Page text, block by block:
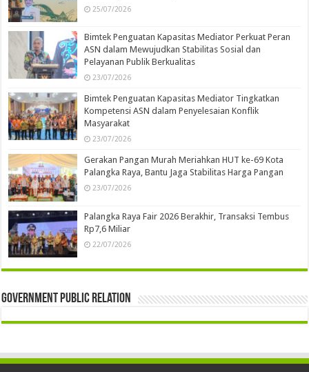
25/07/2026
Bimtek Penguatan Kapasitas Mediator Perkuat Peran
ASN dalam Mewujudkan Stabilitas Sosial dan
Pelayanan Publik Berkualitas
23/07/2026
Bimtek Penguatan Kapasitas Mediator Tingkatkan
Kompetensi ASN dalam Penyelesaian Konflik
Masyarakat
23/07/2026
Gerakan Pangan Murah Meriahkan HUT ke-69 Kota
Palangka Raya, Bantu Jaga Stabilitas Harga Pangan
23/07/2026
Palangka Raya Fair 2026 Berakhir, Transaksi Tembus
Rp7,6 Miliar
22/07/2026
Government Public Relation